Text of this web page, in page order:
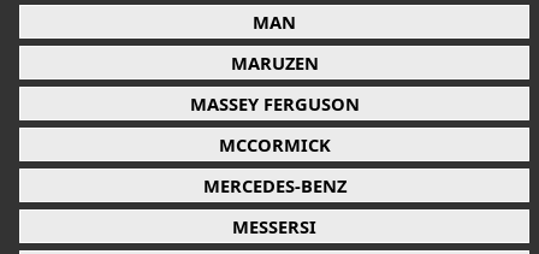
MAN
MARUZEN
MASSEY FERGUSON
MCCORMICK
MERCEDES-BENZ
MESSERSI